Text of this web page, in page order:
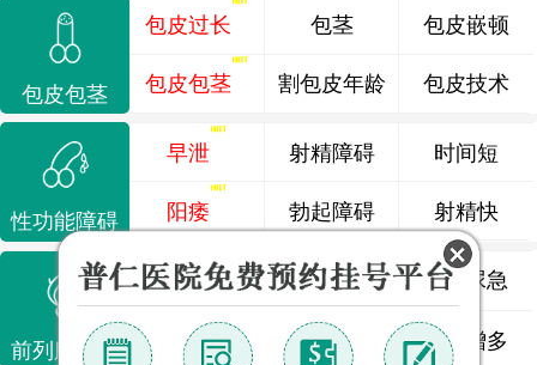
包皮包茎
包皮过长
包皮包茎
包茎
割包皮年龄
包皮嵌顿
包皮技术
性功能障碍
早泄
阳痿
射精障碍
勃起障碍
时间短
射精快
前列腺疾病
前列腺炎 前列腺痛 尿频尿急
前列腺增生 排尿不畅 夜尿增多